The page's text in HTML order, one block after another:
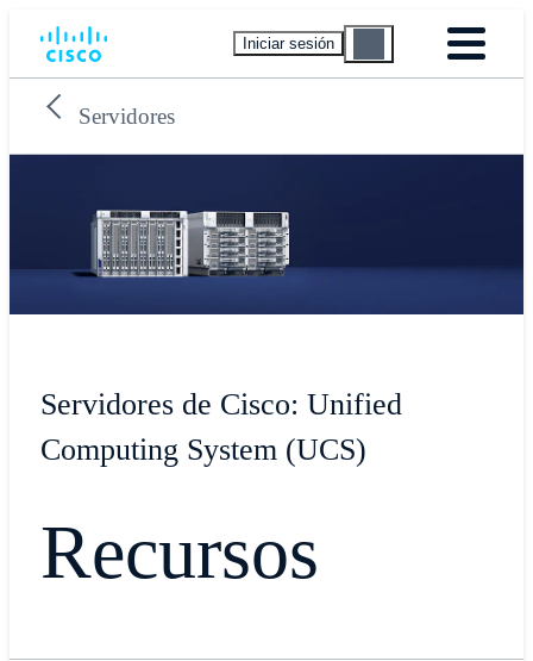
Iniciar sesión
Servidores
Servidores de Cisco: Unified
Computing System (UCS)
​Recursos​